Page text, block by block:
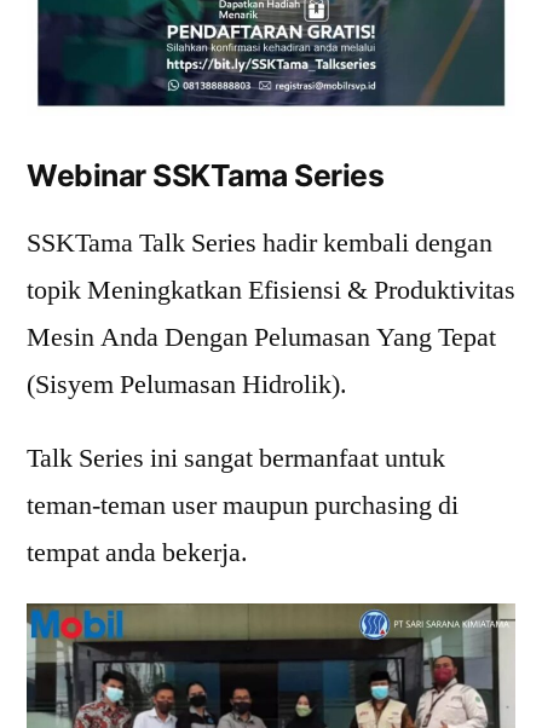
Webinar SSKTama Series
SSKTama Talk Series hadir kembali dengan
topik Meningkatkan Efisiensi & Produktivitas
Mesin Anda Dengan Pelumasan Yang Tepat
(Sisyem Pelumasan Hidrolik).
Talk Series ini sangat bermanfaat untuk
teman-teman user maupun purchasing di
tempat anda bekerja.